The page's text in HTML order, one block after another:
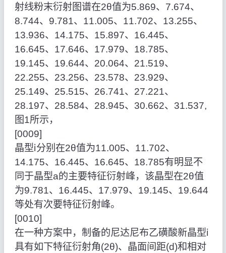
射线粉末衍射图谱在2θ值为5.869、7.674、
8.744、9.781、11.005、11.702、13.255、
13.936、14.175、15.897、16.445、
16.645、17.646、17.979、18.785、
19.145、19.644、20.064、21.519、
22.255、23.256、23.578、23.929、
25.149、25.515、26.741、27.221、
28.197、28.584、28.945、30.662、31.537,
图1所示，
[0009]
晶型ⅰ分别在2θ值为11.005、11.702、
14.175、16.445、16.645、18.785有明显不
同于晶型a的主要特征衍射峰，该晶型在2θ值
为9.781、16.445、17.979、19.145、19.644
等处有次要特征衍射峰。
[0010]
在一种方案中，制备的尼达尼布乙磺酸新晶型ⅰ
具有如下特征衍射角(2θ)、晶面间距(d)和相对